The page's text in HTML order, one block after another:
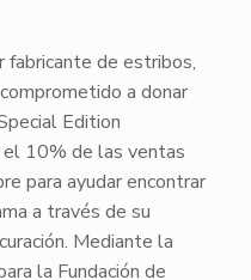
fabricante de estribos,
a donar
Edition
el 10% de las ventas
para ayudar encontrar
a través de su
Mediante la
la Fundación de